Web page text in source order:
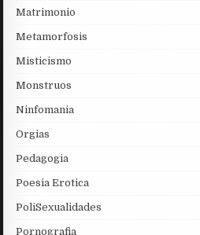
Matrimonio
Metamorfosis
Misticismo
Monstruos
Ninfomania
Orgias
Pedagogia
Poesia Erotica
PoliSexualidades
Pornografia